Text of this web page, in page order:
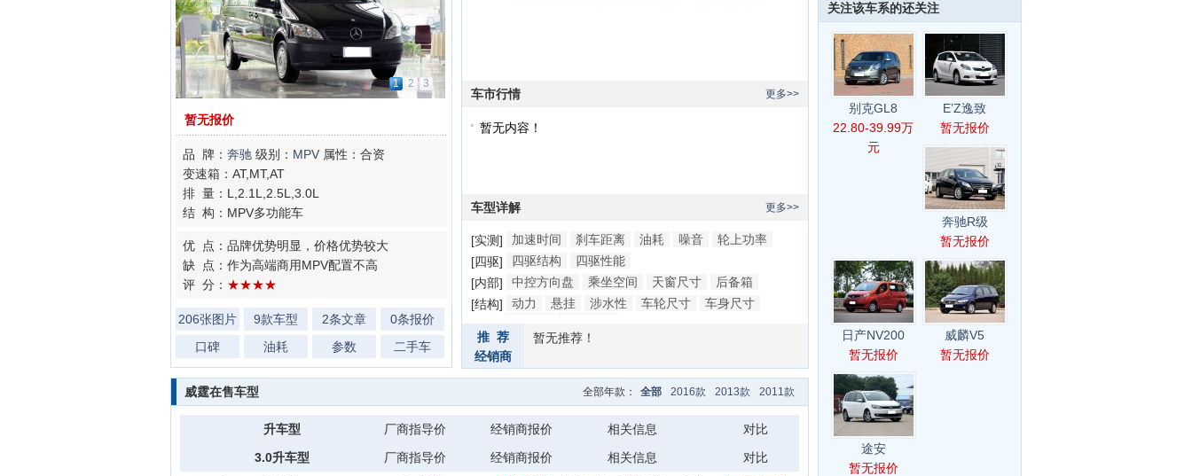
1 2 3
暂无报价
品 牌： 奔驰 级别： MPV 属性：合资
变速箱：AT,MT,AT
排 量：L,2.1L,2.5L,3.0L
结 构：MPV多功能车
优 点：品牌优势明显，价格优势较大
缺 点：作为高端商用MPV配置不高
评 分： ★★★★
206张图片 9款车型 2条文章
0条报价
口碑
油耗 参数 二手车
更多>>
车市行情
暂无内容！
更多>>
车型详解
[实测] 加速时间 刹车距离 油耗 噪音
轮上功率
[四驱]
四驱结构
四驱性能
[内部]
中控方向盘 乘坐空间 天窗尺寸
后备箱
[结构]
动力 悬挂 涉水性 车轮尺寸
车身尺寸
推 荐
经销商
暂无推荐！
全部年款： 全部 2016款 2013款 2011款
威霆在售车型
升车型 厂商指导价 经销商报价 相关信息
对比
3.0升车型
厂商指导价 经销商报价 相关信息
对比
关注该车系的还关注
别克GL8
22.80-39.99万
元
E’Z逸致
暂无报价
奔驰R级
暂无报价
日产NV200
暂无报价
威麟V5
暂无报价
途安
暂无报价